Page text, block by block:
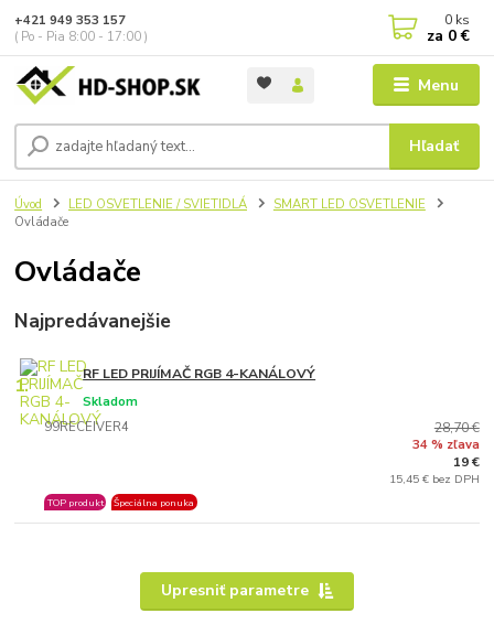
Menu
Hľadať
+421 949 353 157
( Po - Pia 8:00 - 17:00 )
0 ks
za 0 €
Úvod LED OSVETLENIE / SVIETIDLÁ
SMART LED OSVETLENIE
Ovládače
Ovládače
Najpredávanejšie
1. RF LED PRIJÍMAČ RGB 4-KANÁLOVÝ
99RECEIVER4
Skladom
TOP produkt Špeciálna ponuka
28,70 €
34 % zľava
19 €
15,45 € bez DPH
Upresniť parametre